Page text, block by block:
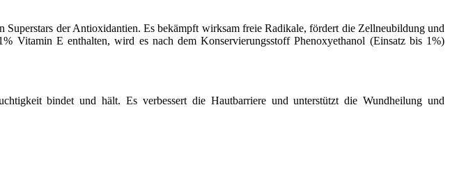
der Antioxidantien. Es bekämpft wirksam freie Radikale, fördert die Zellneubildung und
Vitamin E enthalten, wird es nach dem Konservierungsstoff Phenoxyethanol (Einsatz bis 1%)
bindet und hält. Es verbessert die Hautbarriere und unterstützt die Wundheilung und